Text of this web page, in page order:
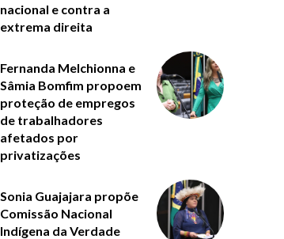
nacional e contra a
extrema direita
Fernanda Melchionna e
Sâmia Bomfim propoem
proteção de empregos
de trabalhadores
afetados por
privatizações
Sonia Guajajara propõe
Comissão Nacional
Indígena da Verdade